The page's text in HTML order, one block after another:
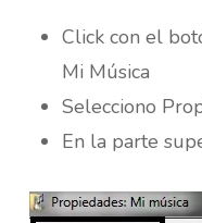
Click con el
Mi Música
Selecciono
En la parte